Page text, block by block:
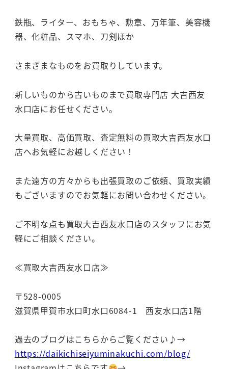
鉄瓶、ライター、おもちゃ、勲章、万年筆、美容機
器、化粧品、スマホ、刀剣ほか
さまざまなものをお買取りしています。
新しいものから古いものまで買取専門店 大吉西友
水口店にお任せください。
大量買取、高価買取、査定無料の買取大吉西友水口
店へお気軽にお越しください！
また遠方の方々からも出張買取のご依頼、買取実績
もございますのでお気軽にお問い合わせください。
ご不明な点も買取大吉西友水口店のスタッフにお気
軽にご相談ください。
≪買取大吉西友水口店≫
〒528-0005
滋賀県甲賀市水口町水口6084-1 西友水口店1階
過去のブログはこちらからご覧ください♪→
https://daikichiseiyuminakuchi.com/blog/